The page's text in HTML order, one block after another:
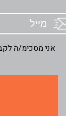
אני מסכימ/ה